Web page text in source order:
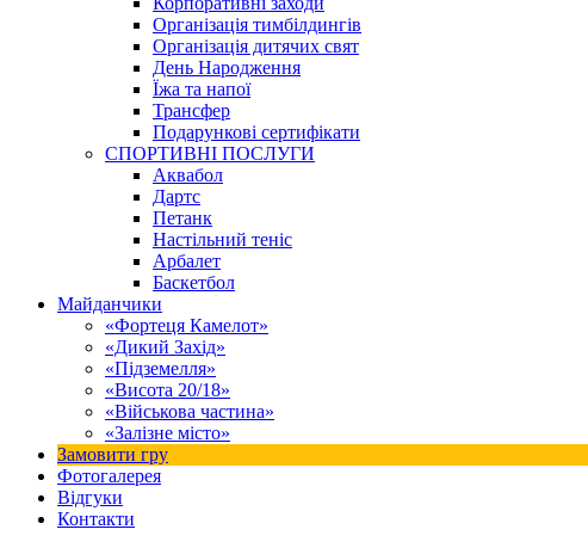
Організація тимбілдингів
Організація дитячих свят
День Народження
Їжа та напої
Трансфер
Подарункові сертифікати
СПОРТИВНІ ПОСЛУГИ
Аквабол
Дартс
Петанк
Настільний теніс
Арбалет
Баскетбол
Майданчики
«Фортеця Камелот»
«Дикий Захід»
«Підземелля»
«Висота 20/18»
«Військова частина»
«Залізне місто»
Замовити гру
Фотогалерея
Відгуки
Контакти